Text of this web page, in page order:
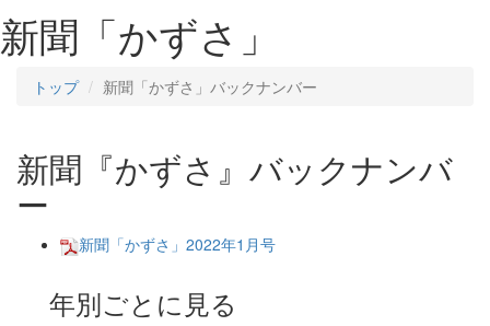
新聞「かずさ」
トップ 新聞「かずさ」バックナンバー
新聞『かずさ』バックナンバ
ー
新聞「かずさ」2022年1月号
年別ごとに見る